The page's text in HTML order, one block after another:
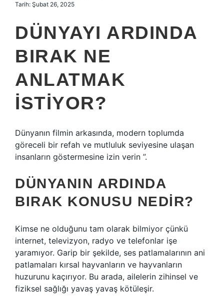
Tarih: Şubat 26, 2025
DÜNYAYI ARDINDA
BIRAK NE
ANLATMAK
ISTIYOR?
Dünyanın filmin arkasında, modern toplumda
göreceli bir refah ve mutluluk seviyesine ulaşan
insanların göstermesine izin verin ”.
DÜNYANIN ARDINDA
BIRAK KONUSU NEDIR?
Kimse ne olduğunu tam olarak bilmiyor çünkü
internet, televizyon, radyo ve telefonlar işe
yaramıyor. Garip bir şekilde, ses patlamalarının ani
patlamaları kırsal hayvanların ve hayvanların
huzurunu kaçırıyor. Bu arada, ailelerin zihinsel ve
fiziksel sağlığı yavaş yavaş kötüleşir.